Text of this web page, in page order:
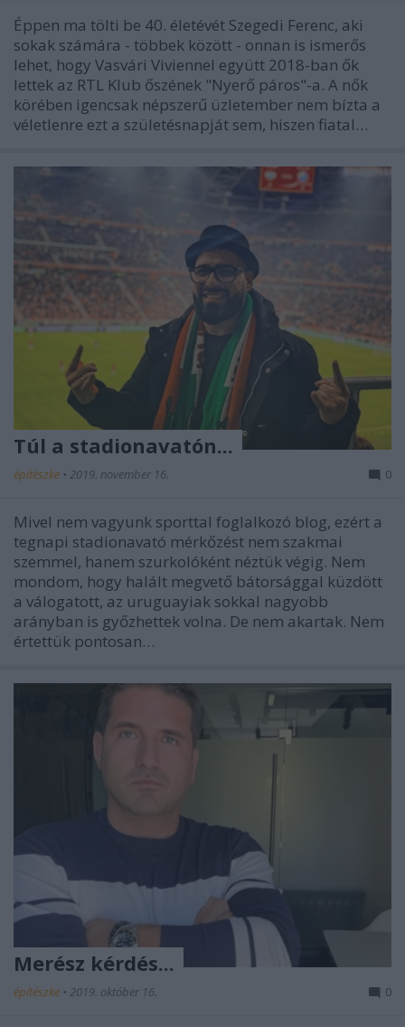
Éppen ma tölti be 40. életévét Szegedi Ferenc, aki
sokak számára - többek között - onnan is ismerős
lehet, hogy Vasvári Viviennel együtt 2018-ban ők
lettek az RTL Klub őszének "Nyerő páros"-a. A nők
körében igencsak népszerű üzletember nem bízta a
véletlenre ezt a születésnapját sem, hiszen fiatal…
Túl a stadionavatón...
építészke • 2019. november 16. 0
Mivel nem vagyunk sporttal foglalkozó blog, ezért a
tegnapi stadionavató mérkőzést nem szakmai
szemmel, hanem szurkolóként néztük végig. Nem
mondom, hogy halált megvető bátorsággal küzdött
a válogatott, az uruguayiak sokkal nagyobb
arányban is győzhettek volna. De nem akartak. Nem
értettük pontosan…
Merész kérdés...
építészke • 2019. október 16. 0